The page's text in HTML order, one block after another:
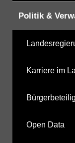
Politik &
Karriere im
Open Data